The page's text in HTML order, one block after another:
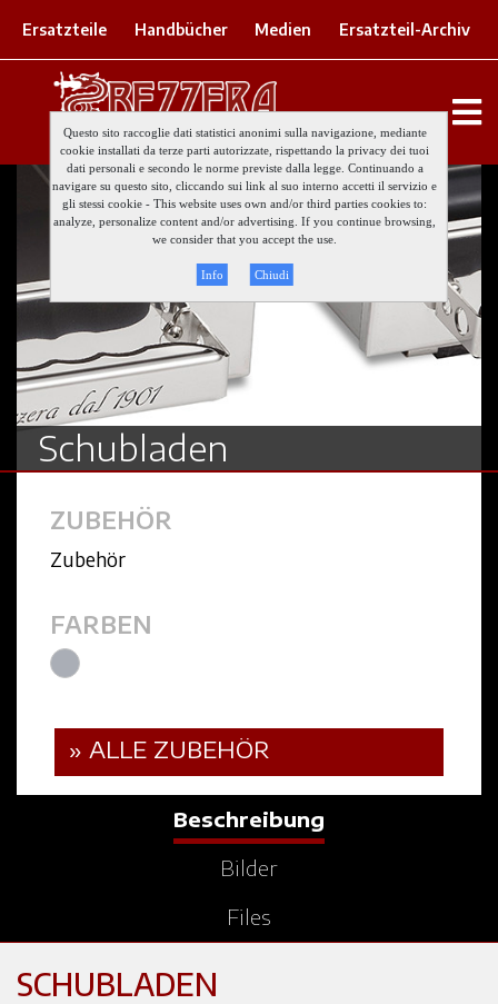
Ersatzteil-Archiv
Medien
Handbücher
Ersatzteile
Questo sito raccoglie dati statistici anonimi sulla navigazione, mediante
cookie installati da terze parti autorizzate, rispettando la privacy dei tuoi
dati personali e secondo le norme previste dalla legge. Continuando a
navigare su questo sito, cliccando sui link al suo interno accetti il servizio e
gli stessi cookie - This website uses own and/or third parties cookies to:
analyze, personalize content and/or advertising. If you continue browsing,
we consider that you accept the use.
Info Chiudi
Schubladen
ZUBEHÖR
Zubehör
FARBEN
» ALLE ZUBEHÖR
Beschreibung
Bilder
Files
SCHUBLADEN